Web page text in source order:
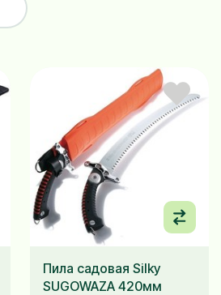
Пила садовая Silky
SUGOWAZA 420мм